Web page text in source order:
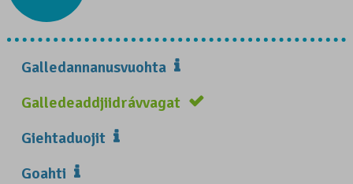
Galledannanusvuohta
Galledeaddjiidrávvagat
Giehtaduojit
Goahti